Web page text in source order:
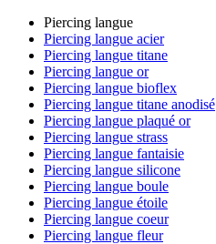
Piercing langue
Piercing langue acier
Piercing langue titane
Piercing langue or
Piercing langue bioflex
Piercing langue titane anodisé
Piercing langue plaqué or
Piercing langue strass
Piercing langue fantaisie
Piercing langue silicone
Piercing langue boule
Piercing langue étoile
Piercing langue coeur
Piercing langue fleur